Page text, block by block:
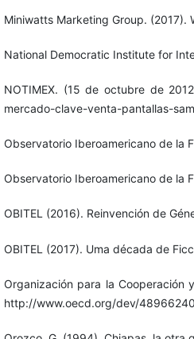
Miniwatts Marketing Group.
National Democratic Institute for
NOTIMEX. (15 de octubre de
mercado-clave-venta-pantallas-
Observatorio Iberoamericano de la
Observatorio Iberoamericano de la
OBITEL (2016). Reinvención de
OBITEL (2017). Uma década de
Organización para la Cooperación
http://www.oecd.org/dev/